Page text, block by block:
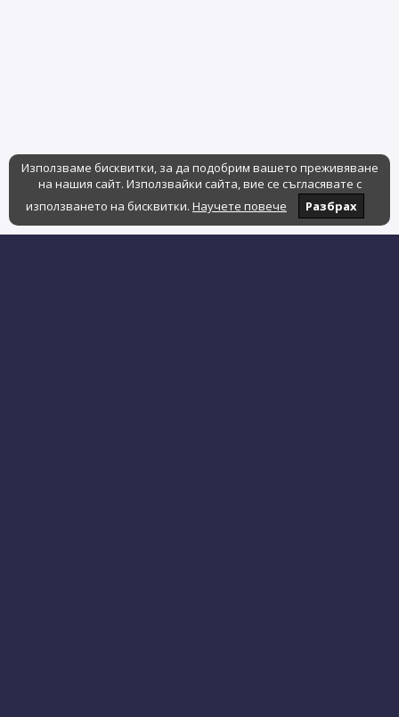
Използваме бисквитки, за да подобрим вашето преживяване
на нашия сайт. Използвайки сайта, вие се съгласявате с
използването на бисквитки. Научете повече Разбрах